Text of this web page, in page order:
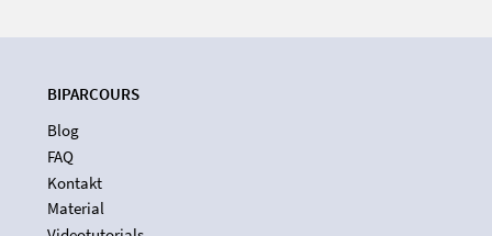
BIPARCOURS
Blog
FAQ
Kontakt
Material